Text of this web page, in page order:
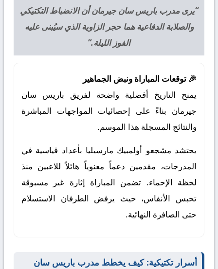
“يرى مدرب باريس سان جيرمان أن الانضباط التكتيكي
والصلابة الدفاعية هما حجر الزاوية الذي سيُبنى عليه
الفوز الليلة.”
🎉 توقعات المباراة ونبض الجماهير
يمنح التاريخ أفضلية واضحة لفريق باريس سان
جيرمان بناءً على إحصائيات المواجهات المباشرة
والنتائج المسجلة هذا الموسم.
يحتشد مشجعو أولمبيك مارسيليا بأعداد قياسية في
المدرجات، مقدمين دعماً معنوياً هائلاً للاعبين منذ
لحظة الإحماء. تضمن المباراة إثارة غير مسبوقة
تحبس الأنفاس، حيث يرفض الطرفان الاستسلام
حتى الصافرة النهائية.
أسرار تكتيكية: كيف يخطط مدرب باريس سان